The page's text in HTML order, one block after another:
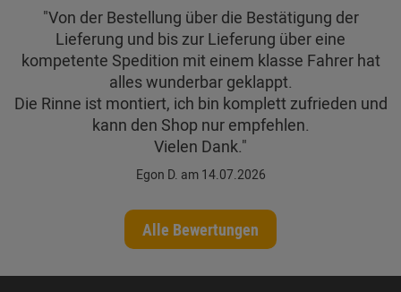
"Von der Bestellung über die Bestätigung der
Lieferung und bis zur Lieferung über eine
kompetente Spedition mit einem klasse Fahrer hat
alles wunderbar geklappt.
Die Rinne ist montiert, ich bin komplett zufrieden und
kann den Shop nur empfehlen.
Vielen Dank."
Egon D. am 14.07.2026
Alle Bewertungen